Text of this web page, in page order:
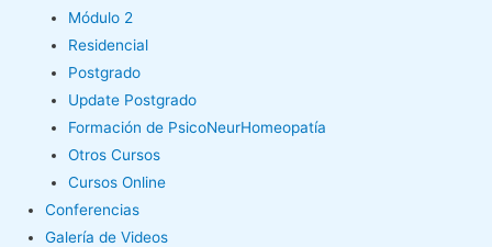
Módulo 2
Residencial
Postgrado
Update Postgrado
Formación de PsicoNeurHomeopatía
Otros Cursos
Cursos Online
Conferencias
Galería de Videos